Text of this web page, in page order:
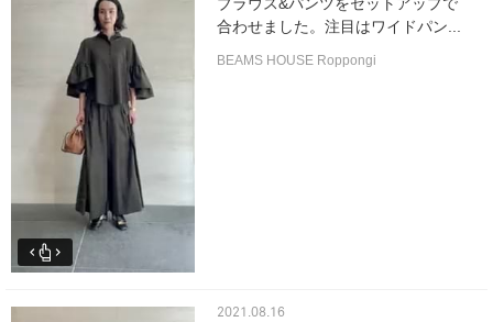
ブラウス&パンツをセットアップで
合わせました。注目はワイドパン...
BEAMS HOUSE Roppongi
2021.08.16